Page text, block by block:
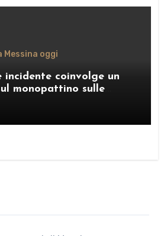
Messina oggi
incidente coinvolge un
monopattino sulle